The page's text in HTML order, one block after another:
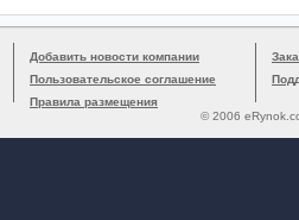
Добавить новости компании
Пользовательское соглашение
Правила размещения
© 2006